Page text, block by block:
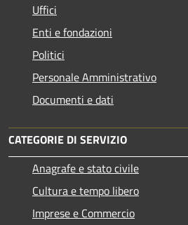
Uffici
Enti e fondazioni
Politici
Personale Amministrativo
Documenti e dati
CATEGORIE DI SERVIZIO
Anagrafe e stato civile
Cultura e tempo libero
Imprese e Commercio